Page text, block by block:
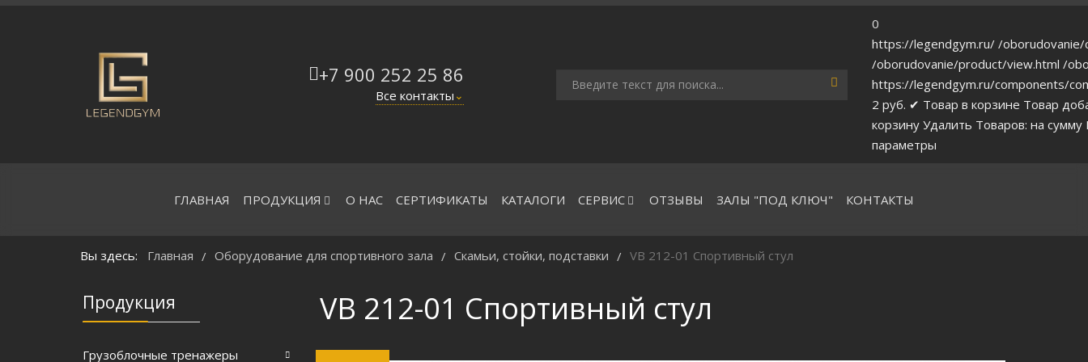
+7 900 252 25 86
Все контакты ⌄
0
https://legendgym.ru/ /
/oborudovanie/product/view.html /
https://legendgym.ru/components/
2 руб. ✔ Товар в корзине Товар
корзину Удалить Товаров: на сумму
параметры
ГЛАВНАЯ ПРОДУКЦИЯ О НАС СЕРТИФИКАТЫ КАТАЛОГИ СЕРВИС ОТЗЫВЫ ЗАЛЫ "ПОД КЛЮЧ" КОНТАКТЫ
Вы здесь: Главная / Оборудование для спортивного зала / Скамьи, стойки, подставки / VB 212-01 Спортивный стул
Продукция
Грузоблочные тренажеры
VB 212-01 Спортивный стул